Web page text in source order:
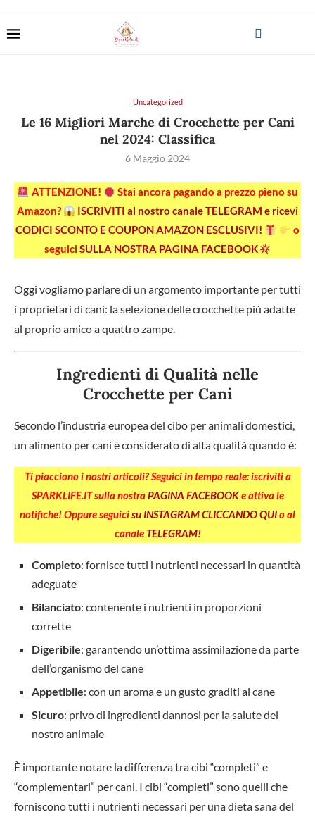
Uncategorized
Le 16 Migliori Marche di Crocchette per Cani
nel 2024: Classifica
6 Maggio 2024
ATTENZIONE!
Stai ancora pagando a prezzo pieno su
Amazon?
ISCRIVITI al nostro canale TELEGRAM e ricevi
CODICI SCONTO E COUPON AMAZON ESCLUSIVI!
o
seguiciSULLA NOSTRA PAGINA FACEBOOK
Oggi vogliamo parlare di un argomento importante per tutti
i proprietari di cani: la selezione delle crocchette più adatte
al proprio amico a quattro zampe.
Ingredienti di Qualità nelle
Crocchette per Cani
Secondo l’industria europea del cibo per animali domestici,
un alimento per cani è considerato di alta qualità quando è:
Ti piacciono i nostri articoli? Seguici in tempo reale: iscriviti a
SPARKLIFE.IT sulla nostraPAGINA FACEBOOKe attiva le
notifiche! Oppure seguicisu INSTAGRAM CLICCANDO QUIo al
canale TELEGRAM!
Completo: fornisce tutti i nutrienti necessari in quantità
adeguate
Bilanciato: contenente i nutrienti in proporzioni
corrette
Digeribile: garantendo un’ottima assimilazione da parte
dell’organismo del cane
Appetibile: con un aroma e un gusto graditi al cane
Sicuro: privo di ingredienti dannosi per la salute del
nostro animale
È importante notare la differenza tra cibi “completi” e
“complementari” per cani. I cibi “completi” sono quelli che
forniscono tutti i nutrienti necessari per una dieta sana del